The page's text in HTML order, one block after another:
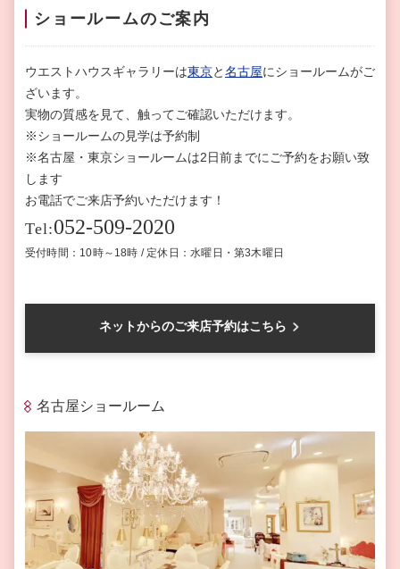
ショールームのご案内
ウエストハウスギャラリーは東京と名古屋にショールームがご
ざいます。
実物の質感を見て、触ってご確認いただけます。
※ショールームの見学は予約制
※名古屋・東京ショールームは2日前までにご予約をお願い致
します
お電話でご来店予約いただけます！
Tel:052-509-2020
受付時間：10時～18時 / 定休日：水曜日・第3木曜日
ネットからのご来店予約はこちら
名古屋ショールーム